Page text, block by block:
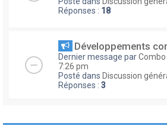
Réponses : 18
Développements
Dernier message parCombo
7:26 pm
Posté dans Discussion
Réponses : 3